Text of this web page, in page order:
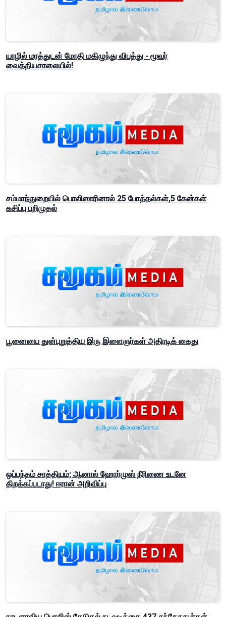
யாழில் மரத்துடன் மோதி மகிழுந்து விபத்து - மூவர்
வைத்தியசாலையில்!
சம்மாந்துறையில் பொலிஸாரினால் 25 போத்தல்கள்,5 கேன்கள்
கசிப்பு பறிமுதல்
பூனையை துன்புறுத்திய இரு இளைஞர்கள் அதிரடிக் கைது
ஒப்பந்தம் சாத்தியம்; ஆனால் ஹோர்முஸ் நீரிணை உடனே
திறக்கப்படாது! ஈரான் அறிவிப்பு